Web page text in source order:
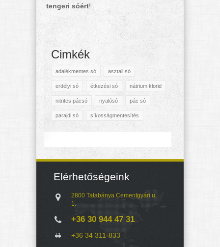
tengeri sóért!
Cimkék
adalékmentes só asztali só
erdélyi só étkezési só nátrium klorid
nitrites pácsó nyalósó pác só
parajdi só síkosságmentesítés
Elérhetőségeink
2800 Tatabánya Cementgyári u.
1.
+36 30 944 47 31
+36 34 311-833